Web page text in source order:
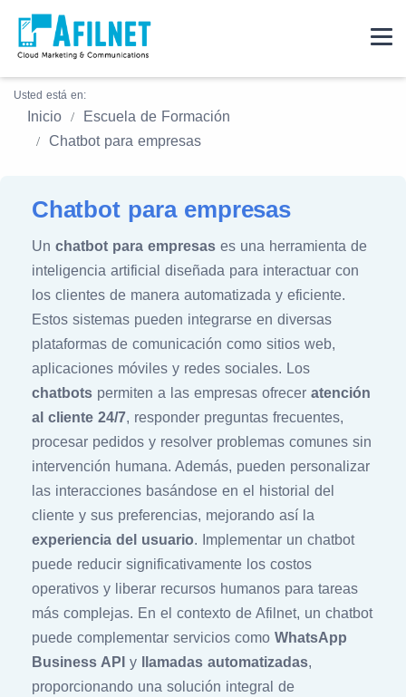
Usted está en:
Inicio
Escuela de Formación
Chatbot para empresas
Chatbot para empresas
Un chatbot para empresas es una herramienta de
inteligencia artificial diseñada para interactuar con
los clientes de manera automatizada y eficiente.
Estos sistemas pueden integrarse en diversas
plataformas de comunicación como sitios web,
aplicaciones móviles y redes sociales. Los
chatbots permiten a las empresas ofrecer atención
al cliente 24/7, responder preguntas frecuentes,
procesar pedidos y resolver problemas comunes sin
intervención humana. Además, pueden personalizar
las interacciones basándose en el historial del
cliente y sus preferencias, mejorando así la
experiencia del usuario. Implementar un chatbot
puede reducir significativamente los costos
operativos y liberar recursos humanos para tareas
más complejas. En el contexto de Afilnet, un chatbot
puede complementar servicios como WhatsApp
Business API y llamadas automatizadas,
proporcionando una solución integral de